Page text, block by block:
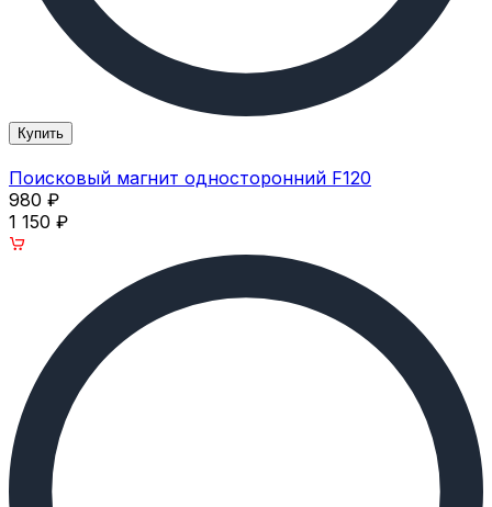
Купить
Поисковый магнит односторонний F120
980 ₽
1 150 ₽